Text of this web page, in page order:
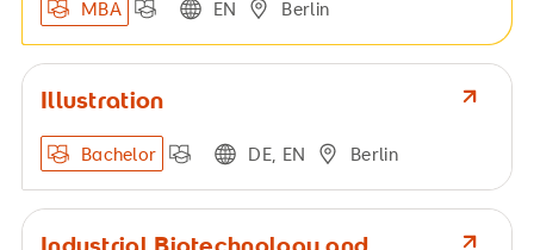
MBA EN Berlin
Illustration
Bachelor DE, EN Berlin